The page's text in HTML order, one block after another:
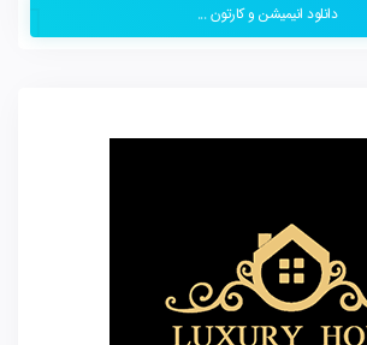
دانلود انیمیشن و کارتون ...